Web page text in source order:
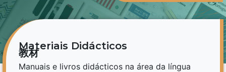
Materiais Didácticos
教材
Manuais e livros didácticos na área da língua